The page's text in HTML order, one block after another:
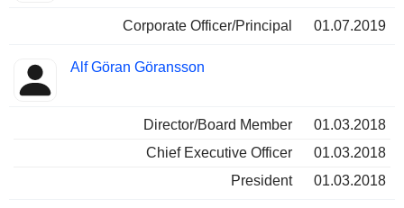
Corporate Officer/Principal 01.07.2019
Alf Göran Göransson
Director/Board Member
01.03.2018
Chief Executive Officer
01.03.2018
President
01.03.2018